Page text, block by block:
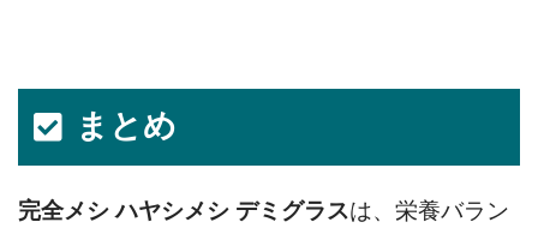
まとめ
完全メシ ハヤシメシ デミグラスは、栄養バラン